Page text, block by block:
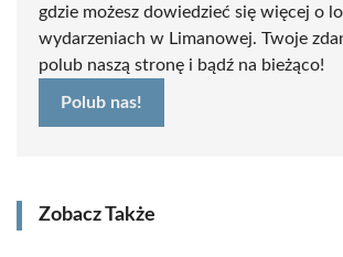
gdzie możesz dowiedzieć się więcej o
wydarzeniach w Limanowej. Twoje
polub naszą stronę i bądź na bieżąco!
Polub nas!
Zobacz Także